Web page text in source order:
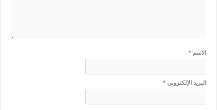
الاسم*
البريد الإلكتروني*